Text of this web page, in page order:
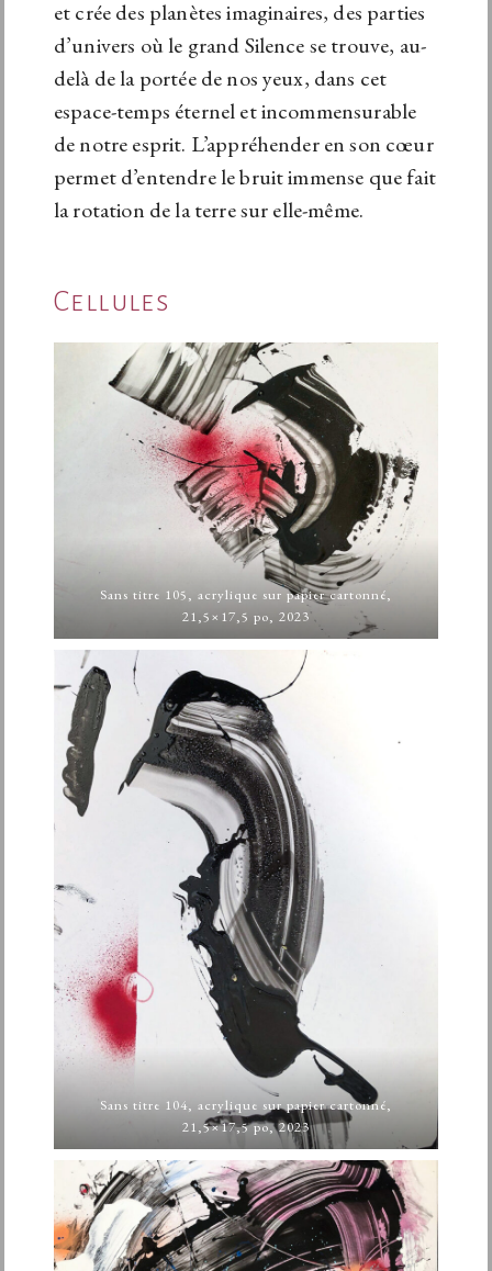
et crée des planètes imaginaires, des parties
d’univers où le grand Silence se trouve, au-
delà de la portée de nos yeux, dans cet
espace-temps éternel et incommensurable
de notre esprit. L’appréhender en son cœur
permet d’entendre le bruit immense que fait
la rotation de la terre sur elle-même.
Cellules
Sans titre 105, acrylique sur papier cartonné,
21,5×17,5 po, 2023
Sans titre 104, acrylique sur papier cartonné,
21,5×17,5 po, 2023